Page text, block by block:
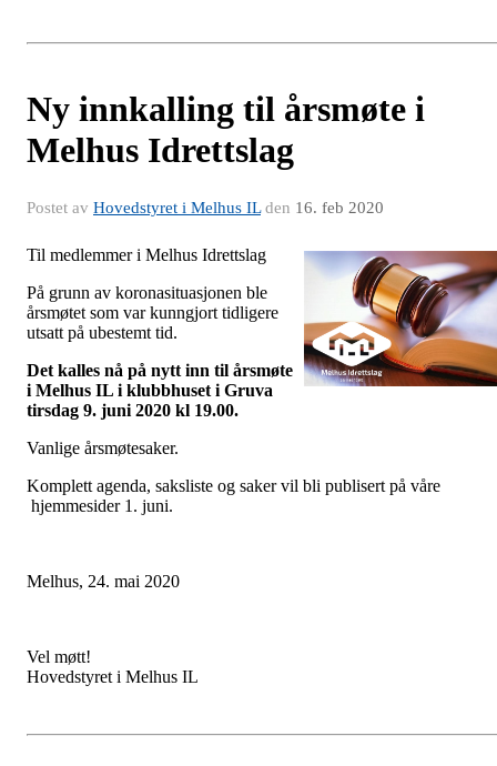
Ny innkalling til årsmøte i
Melhus Idrettslag
Postet av Hovedstyret i Melhus ILden 16. feb 2020
Til medlemmer i Melhus Idrettslag
På grunn av koronasituasjonen ble
årsmøtet som var kunngjort tidligere
utsatt på ubestemt tid.
Det kalles nå på nytt inn til årsmøte
i Melhus IL i klubbhuset i Gruva
tirsdag 9. juni 2020 kl 19.00.
Vanlige årsmøtesaker.
Komplett agenda, saksliste og saker vil bli publisert på våre
hjemmesider 1. juni.
Melhus, 24. mai 2020
Vel møtt!
Hovedstyret i Melhus IL